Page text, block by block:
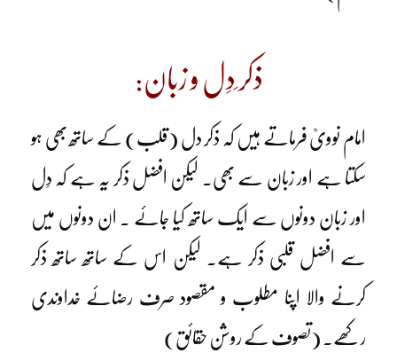
ذکر ِدِل و زبان:
امام نوویؒ فرماتے ہیں کہ ذکر دل (قلب) کے ساتھ بھی ہو
سکتا ہے اور زبان سے بھی۔ لیکن افضل ذکر یہ ہے کہ دِل
اور زبان دونوں سے ایک ساتھ کیا جائے ۔ ان دونوں میں
سے افضل قلبی ذکر ہے۔ لیکن اس کے ساتھ ساتھ ذکر
کرنے والا اپنا مطلوب و مقصود صرف رضائے خداوندی
رکھے۔ (تصوف کے روشن حقائق)